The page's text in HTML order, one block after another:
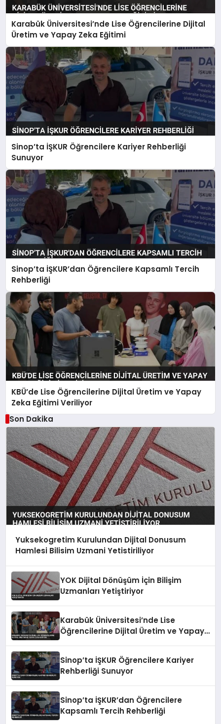
Karabük Üniversitesi’nde Lise Öğrencilerine Dijital
Üretim ve Yapay Zeka Eğitimi
Sinop’ta İŞKUR Öğrencilere Kariyer Rehberliği
Sunuyor
Sinop’ta İŞKUR’dan Öğrencilere Kapsamlı Tercih
Rehberliği
KBÜ’de Lise Öğrencilerine Dijital Üretim ve Yapay
Zeka Eğitimi Veriliyor
Son Dakika
Yuksekogretim Kurulundan Dijital Donusum
Hamlesi Bilisim Uzmani Yetistiriliyor
YOK Dijital Dönüşüm İçin Bilişim
Uzmanları Yetiştiriyor
Karabük Üniversitesi’nde Lise
Öğrencilerine Dijital Üretim ve Yapay
Sinop’ta İŞKUR Öğrencilere Kariyer
Rehberliği Sunuyor
Sinop’ta İŞKUR’dan Öğrencilere
Kapsamlı Tercih Rehberliği